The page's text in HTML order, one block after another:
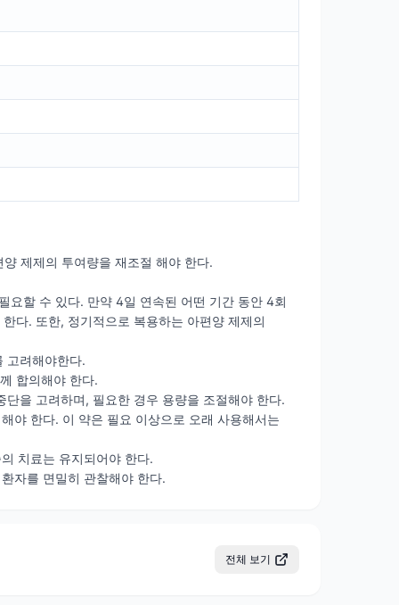
제제의 투여량을 재조절 해야 한다.
요할 수 있다. 만약 4일 연속된 어떤 기간 동안 4회
다. 또한, 정기적으로 복용하는 아편양 제제의
고려해야한다.
합의해야 한다.
을 고려하며, 필요한 경우 용량을 조절해야 한다.
야 한다. 이 약은 필요 이상으로 오래 사용해서는
치료는 유지되어야 한다.
자를 면밀히 관찰해야 한다.
전체 보기